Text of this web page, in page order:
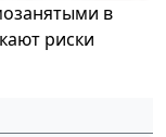
в
риски